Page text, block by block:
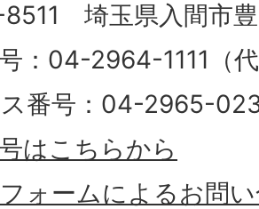
埼玉県入間市
：04-2964-1111（
番号：04-2965-
はこちらから
ォームによるお問